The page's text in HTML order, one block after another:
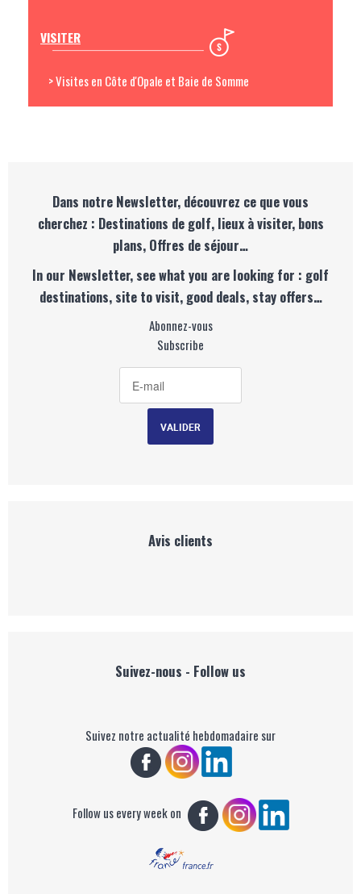
VISITER
> Visites en Côte d'Opale et Baie de Somme
Dans notre Newsletter, découvrez ce que vous
cherchez : Destinations de golf, lieux à visiter, bons
plans, Offres de séjour…
In our Newsletter, see what you are looking for : golf
destinations, site to visit, good deals, stay offers…
Abonnez-vous
Subscribe
Avis clients
Suivez-nous - Follow us
Suivez notre actualité hebdomadaire sur
Follow us every week on